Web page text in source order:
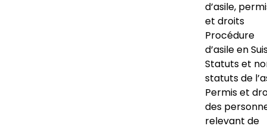
d’asile,
et droits
Procédure
d’asile en
Statuts et
statuts de
Permis et
des
relevant de